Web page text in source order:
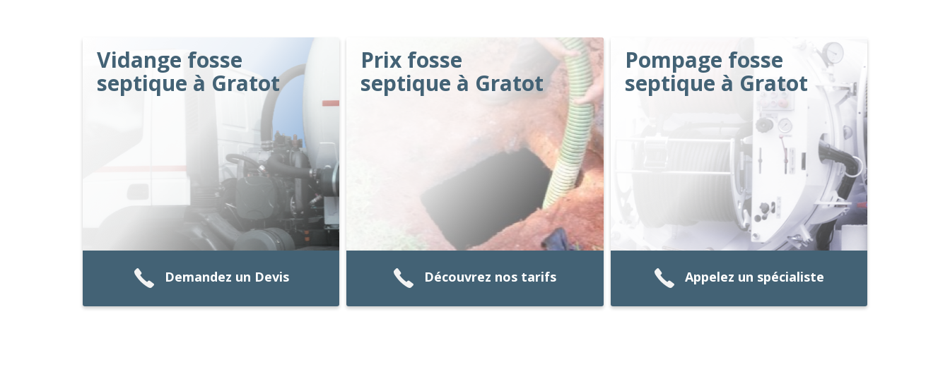
Vidange fosse
septique à Gratot
Demandez un Devis
Prix fosse
septique à Gratot
Découvrez nos tarifs
Pompage fosse
septique à Gratot
Appelez un spécialiste